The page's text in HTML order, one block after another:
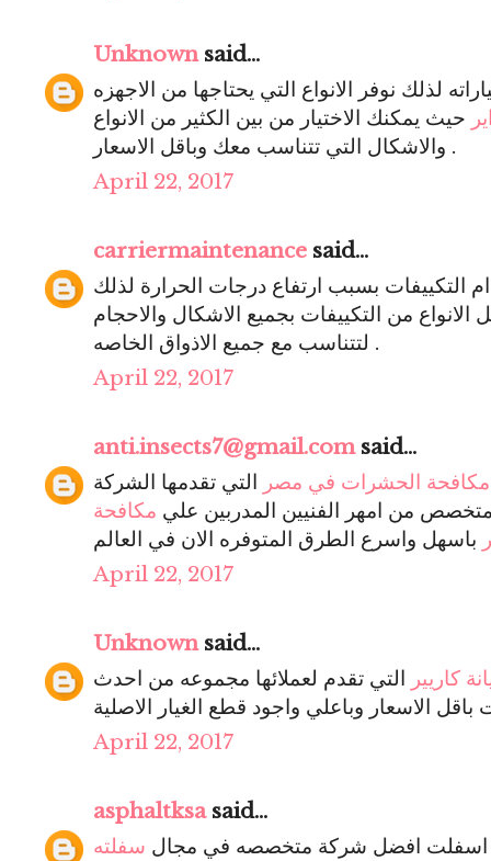
Unknownsaid...
لذلك نوفر الانواع التي يحتاجها من الاجهزه
حيث يمكنك الاختيار من بين الكثير من الانواع
والاشكال التي تتناسب معك وباقل الاسعار .
April 22, 2017
carriermaintenance said...
التكييفات بسبب ارتفاع درجات الحرارة لذلك
من التكييفات بجميع الاشكال والاحجام
لتتناسب مع جميع الاذواق الخاصه .
April 22, 2017
anti.insects7@gmail.comsaid...
الحشرات في مصر التي تقدمها الشركة
من امهر الفنيين المدربين علي مكافحة
April 22, 2017
Unknownsaid...
كاريير التي تقدم لعملائها مجموعه من احدث
April 22, 2017
asphaltksasaid...
اسفلت افضل شركة متخصصه في مجال سفلته